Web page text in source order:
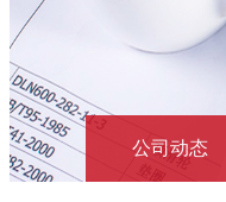
公司动态